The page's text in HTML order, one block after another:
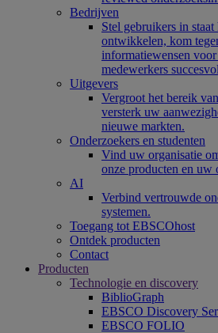
Bedrijven
Stel gebruikers in
ontwikkelen, kom
informatiewensen
medewerkers
Uitgevers
Vergroot het bereik
versterk uw
nieuwe markten.
Onderzoekers en studenten
Vind uw organisatie
onze producten en uw
AI
Verbind vertrouwde
systemen.
Toegang tot EBSCOhost
Ontdek producten
Contact
Producten
Technologie en discovery
BiblioGraph
EBSCO Discovery
EBSCO FOLIO